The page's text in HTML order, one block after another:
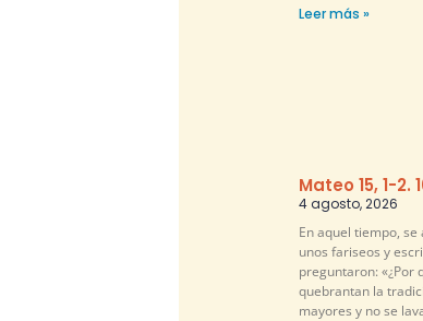
Leer más »
Mateo 15, 1-2.
4 agosto, 2026
En aquel tiempo, se
unos fariseos y
preguntaron: «¿Por
quebrantan la
mayores y no se